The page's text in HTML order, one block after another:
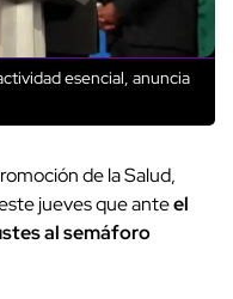
esencial, anuncia
de la Salud,
jueves que anteel
al semáforo